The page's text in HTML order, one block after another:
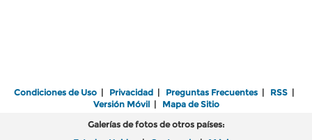
Condiciones de Uso | Privacidad | Preguntas Frecuentes | RSS |
Versión Móvil| Mapa de Sitio
Galerías de fotos de otros países: